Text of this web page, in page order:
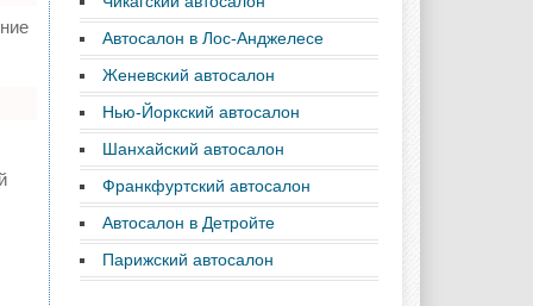
Chrysler Citroen Dacia
Daewoo Dodge
Ferrari Fiat Ford
Автосалон в Лос-Анджелесе
Женевский автосалон
Нью-Йоркский автосалон
Шанхайский автосалон
Франкфуртский автосалон
Автосалон в Детройте
Парижский автосалон